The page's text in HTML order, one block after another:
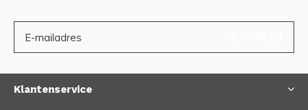
Klantenservice